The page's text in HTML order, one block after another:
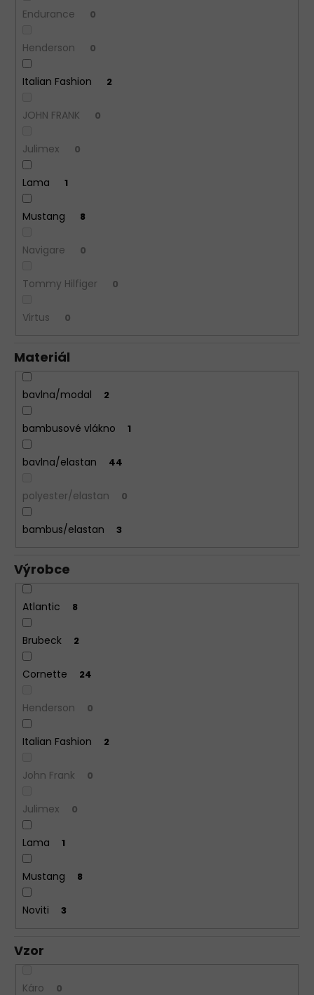
Endurance 0
Henderson 0
Italian Fashion 2
JOHN FRANK 0
Julimex 0
Lama 1
Mustang 8
Navigare 0
Tommy Hilfiger 0
Virtus 0
Materiál
bavlna/modal 2
bambusové vlákno 1
bavlna/elastan 44
polyester/elastan 0
bambus/elastan 3
Výrobce
Atlantic 8
Brubeck 2
Cornette 24
Henderson 0
Italian Fashion 2
John Frank 0
Julimex 0
Lama 1
Mustang 8
Noviti 3
Vzor
Káro 0